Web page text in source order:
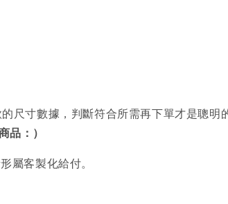
尺寸數據，判斷符合所需再下單才是聰明
品：）
屬客製化給付。